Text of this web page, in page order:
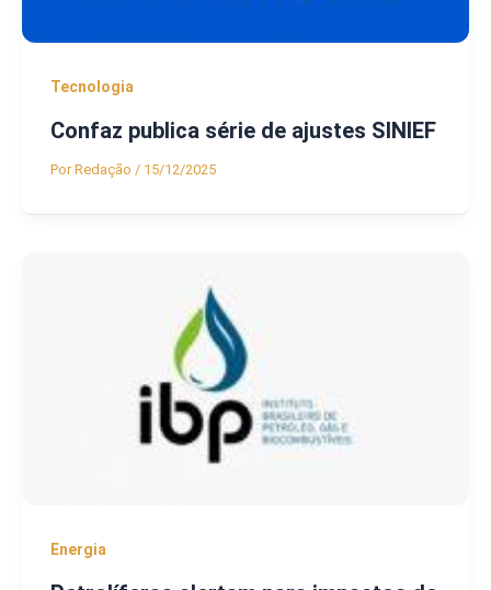
Tecnologia
Confaz publica série de ajustes SINIEF
PorRedação / 15/12/2025
Energia